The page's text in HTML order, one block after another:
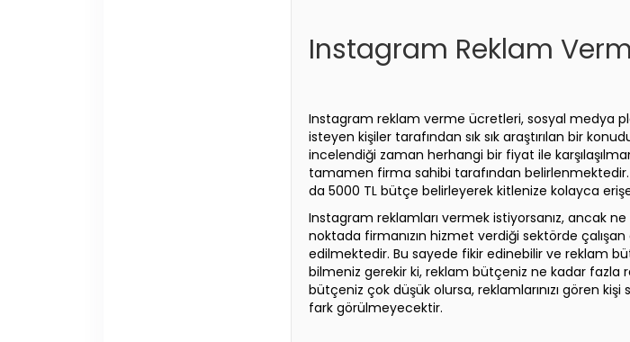
Instagram Reklam
Instagram reklam verme ücretleri, sosyal medya
isteyen kişiler tarafından sık sık araştırılan bir
incelendiği zaman herhangi bir fiyat ile
tamamen firma sahibi tarafından
da 5000 TL bütçe belirleyerek kitlenize kolayca
Instagram reklamları vermek istiyorsanız, ancak ne
noktada firmanızın hizmet verdiği sektörde
edilmektedir. Bu sayede fikir edinebilir ve reklam
bilmeniz gerekir ki, reklam bütçeniz ne kadar fazla
bütçeniz çok düşük olursa, reklamlarınızı gören kişi
fark görülmeyecektir.